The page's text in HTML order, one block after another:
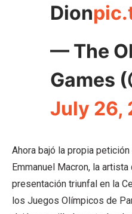
Dion
— The
Games
July 26,
Ahora bajó la propia
Emmanuel Macron, la
presentación triunfal en la
los Juegos Olímpicos de